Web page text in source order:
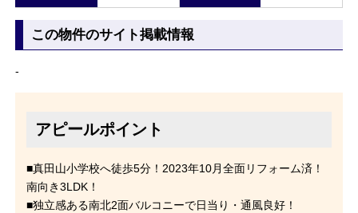
この物件のサイト掲載情報
-
アピールポイント
■真田山小学校へ徒歩5分！2023年10月全面リフォーム済！
南向き3LDK！
■独立感ある南北2面バルコニーで日当り・通風良好！